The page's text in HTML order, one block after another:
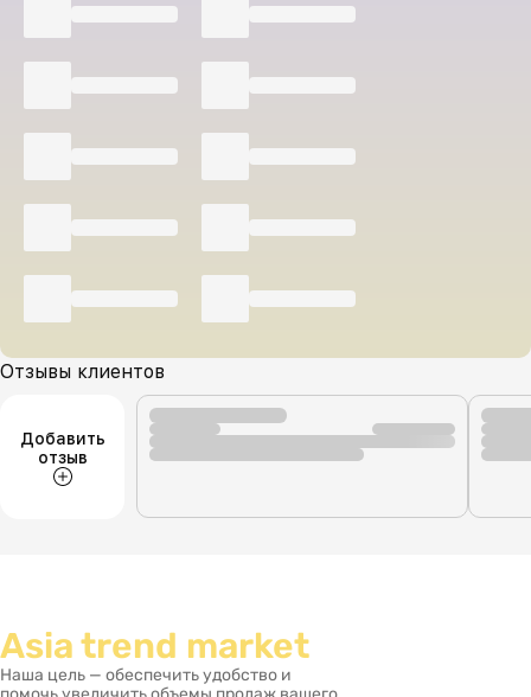
Отзывы клиентов
Добавить
отзыв
Asia trend market
Наша цель — обеспечить удобство и